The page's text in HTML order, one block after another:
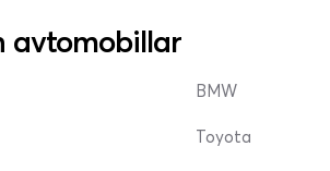
avtomobillar
BMW
Toyota